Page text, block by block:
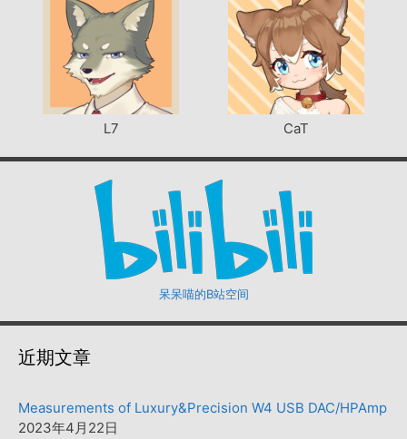
L7 CaT
呆呆喵的B站空间
近期文章
Measurements of Luxury&Precision W4 USB DAC/HPAmp
2023年4月22日